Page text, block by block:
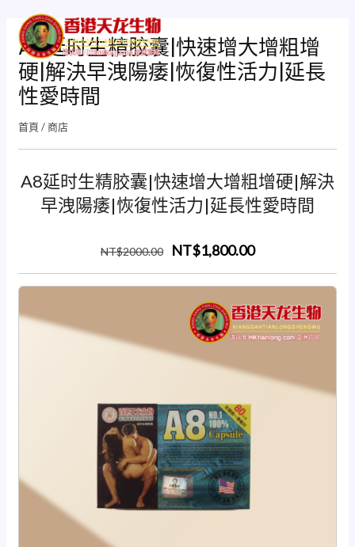
A8延时生精胶囊|快速增大增粗增
硬|解決早洩陽痿|恢復性活力|延長
性愛時間
首頁 /商店
A8延时生精胶囊|快速增大增粗增硬|解決
早洩陽痿|恢復性活力|延長性愛時間
NT$2000.00 NT$1,800.00